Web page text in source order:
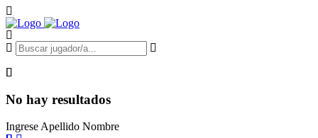
No hay resultados
Ingrese Apellido Nombre